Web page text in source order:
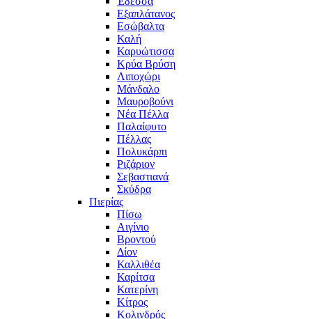
Εξαπλάτανος
Εσώβαλτα
Καλή
Καρυώτισσα
Κρύα Βρύση
Λιποχώρι
Μάνδαλο
Μαυροβούνι
Νέα Πέλλα
Παλαίφυτο
Πέλλας
Πολυκάρπι
Ριζάριον
Σεβαστιανά
Σκύδρα
Πιερίας
Πίσω
Αιγίνιο
Βροντού
Δίον
Καλλιθέα
Καρίτσα
Κατερίνη
Κίτρος
Κολινδρός